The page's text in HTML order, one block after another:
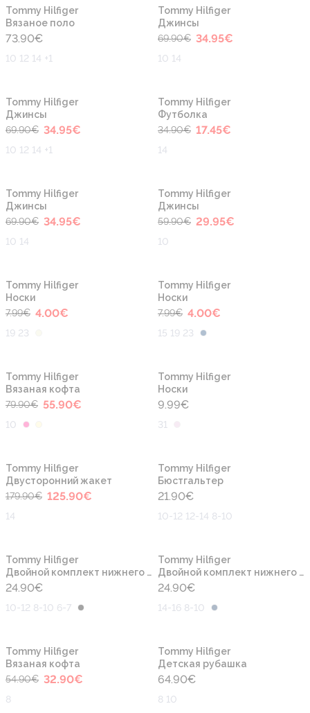
Tommy Hilfiger
Вязаное поло
73.90€
10 12 14 +1
-50%
Tommy Hilfiger
Джинсы
69.90€ 34.95€
10 14
-50%
Tommy Hilfiger
Джинсы
69.90€ 34.95€
10 12 14 +1
-50%
Tommy Hilfiger
Футболка
34.90€ 17.45€
14
-50%
Tommy Hilfiger
Джинсы
69.90€ 34.95€
10 14
-50%
Tommy Hilfiger
Джинсы
59.90€ 29.95€
10
-50%
Tommy Hilfiger
Носки
7.99€ 4.00€
19 23
-50%
Tommy Hilfiger
Носки
7.99€ 4.00€
15 19 23
-30%
Tommy Hilfiger
Вязаная кофта
79.90€ 55.90€
10
Tommy Hilfiger
Носки
9.99€
31
-30%
Tommy Hilfiger
Двусторонний жакет
179.90€ 125.90€
14
Tommy Hilfiger
Бюстгальтер
21.90€
10-12 12-14 8-10
Tommy Hilfiger
Двойной комплект нижнего белья
24.90€
10-12 8-10 6-7
Tommy Hilfiger
Двойной комплект нижнего белья
24.90€
14-16 8-10
-40%
Tommy Hilfiger
Вязаная кофта
54.90€ 32.90€
8
Tommy Hilfiger
Детская рубашка
64.90€
8 10